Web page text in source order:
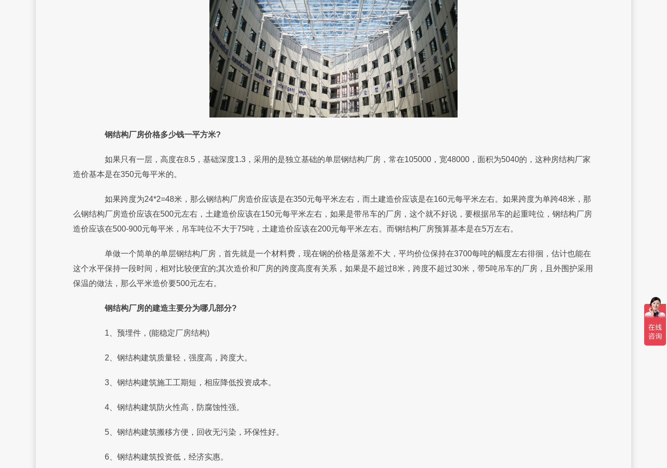
钢结构厂房价格多少钱一平方米?
如果只有一层，高度在8.5，基础深度1.3，采用的是独立基础的单层钢结构厂房，常在105000，宽48000，面积为5040的，这种房结构厂家
造价基本是在350元每平米的。
如果跨度为24*2=48米，那么钢结构厂房造价应该是在350元每平米左右，而土建造价应该是在160元每平米左右。如果跨度为单跨48米，那
么钢结构厂房造价应该在500元左右，土建造价应该在150元每平米左右，如果是带吊车的厂房，这个就不好说，要根据吊车的起重吨位，钢结构厂房
造价应该在500-900元每平米，吊车吨位不大于75吨，土建造价应该在200元每平米左右。而钢结构厂房预算基本是在5万左右。
单做一个简单的单层钢结构厂房，首先就是一个材料费，现在钢的价格是落差不大，平均价位保持在3700每吨的幅度左右徘徊，估计也能在
这个水平保持一段时间，相对比较便宜的;其次造价和厂房的跨度高度有关系，如果是不超过8米，跨度不超过30米，带5吨吊车的厂房，且外围护采用
保温的做法，那么平米造价要500元左右。
钢结构厂房的建造主要分为哪几部分?
1、预埋件，(能稳定厂房结构)
2、钢结构建筑质量轻，强度高，跨度大。
3、钢结构建筑施工工期短，相应降低投资成本。
4、钢结构建筑防火性高，防腐蚀性强。
5、钢结构建筑搬移方便，回收无污染，环保性好。
6、钢结构建筑投资低，经济实惠。